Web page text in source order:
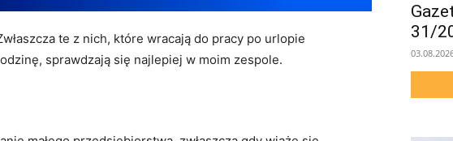
te z nich, które wracają do pracy po urlopie
sprawdzają się najlepiej w moim zespole.
31/